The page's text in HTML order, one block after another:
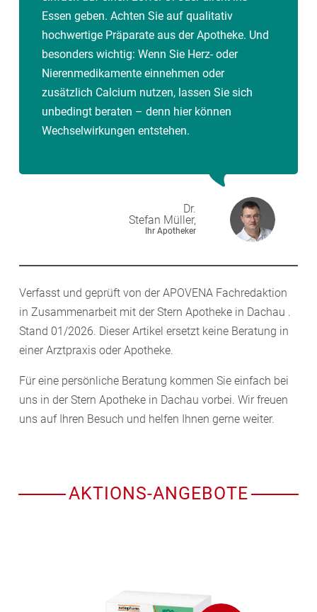
Essen geben. Achten Sie auf qualitativ
hochwertige Präparate aus der Apotheke. Und
besonders wichtig: Wenn Sie Herz- oder
Nierenmedikamente einnehmen oder
zusätzlich Calcium nutzen, lassen Sie sich
unbedingt beraten – denn hier können
Wechselwirkungen entstehen.
Dr.
Stefan Müller,
Ihr Apotheker
Verfasst und geprüft von der APOVENA Fachredaktion
in Zusammenarbeit mit der Stern Apotheke in Dachau .
Stand 01/2026. Dieser Artikel ersetzt keine Beratung in
einer Arztpraxis oder Apotheke.
Für eine persönliche Beratung kommen Sie einfach bei
uns in der Stern Apotheke in Dachau vorbei. Wir freuen
uns auf Ihren Besuch und helfen Ihnen gerne weiter.
AKTIONS-ANGEBOTE